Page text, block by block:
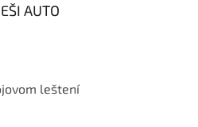
AUTO
leštení